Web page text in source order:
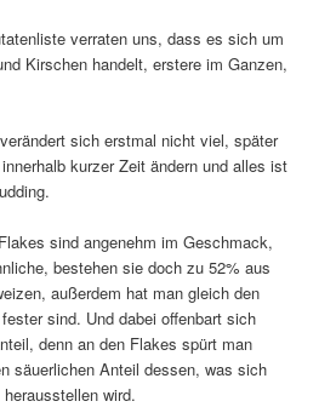
verraten uns, dass es sich um
Kirschen handelt, erstere im Ganzen,
sich erstmal nicht viel, später
kurzer Zeit ändern und alles ist
sind angenehm im Geschmack,
bestehen sie doch zu 52% aus
außerdem hat man gleich den
sind. Und dabei offenbart sich
denn an den Flakes spürt man
säuerlichen Anteil dessen, was sich
wird.